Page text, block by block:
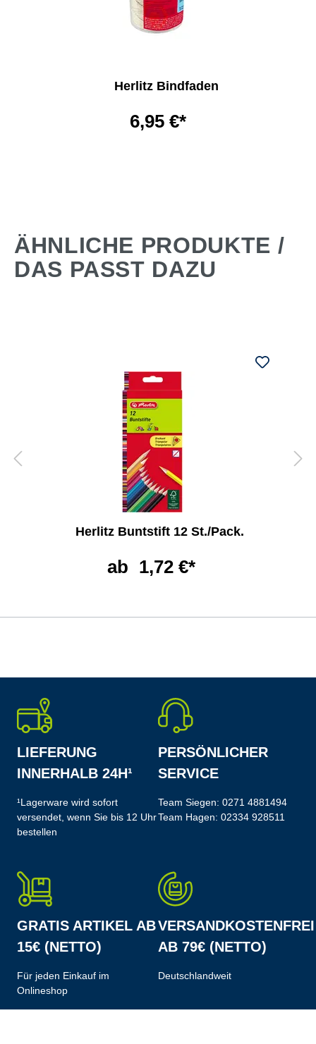
Herlitz Bindfaden
6,95 €*
ÄHNLICHE PRODUKTE /
DAS PASST DAZU
Herlitz Buntstift 12 St./Pack.
ab 1,72 €*
LIEFERUNG
INNERHALB 24H¹
¹Lagerware wird sofort
versendet, wenn Sie bis 12 Uhr
bestellen
PERSÖNLICHER
SERVICE
Team Siegen: 0271 4881494
Team Hagen: 02334 928511
GRATIS ARTIKEL AB
15€ (NETTO)
Für jeden Einkauf im
Onlineshop
VERSANDKOSTENFREI
AB 79€ (NETTO)
Deutschlandweit